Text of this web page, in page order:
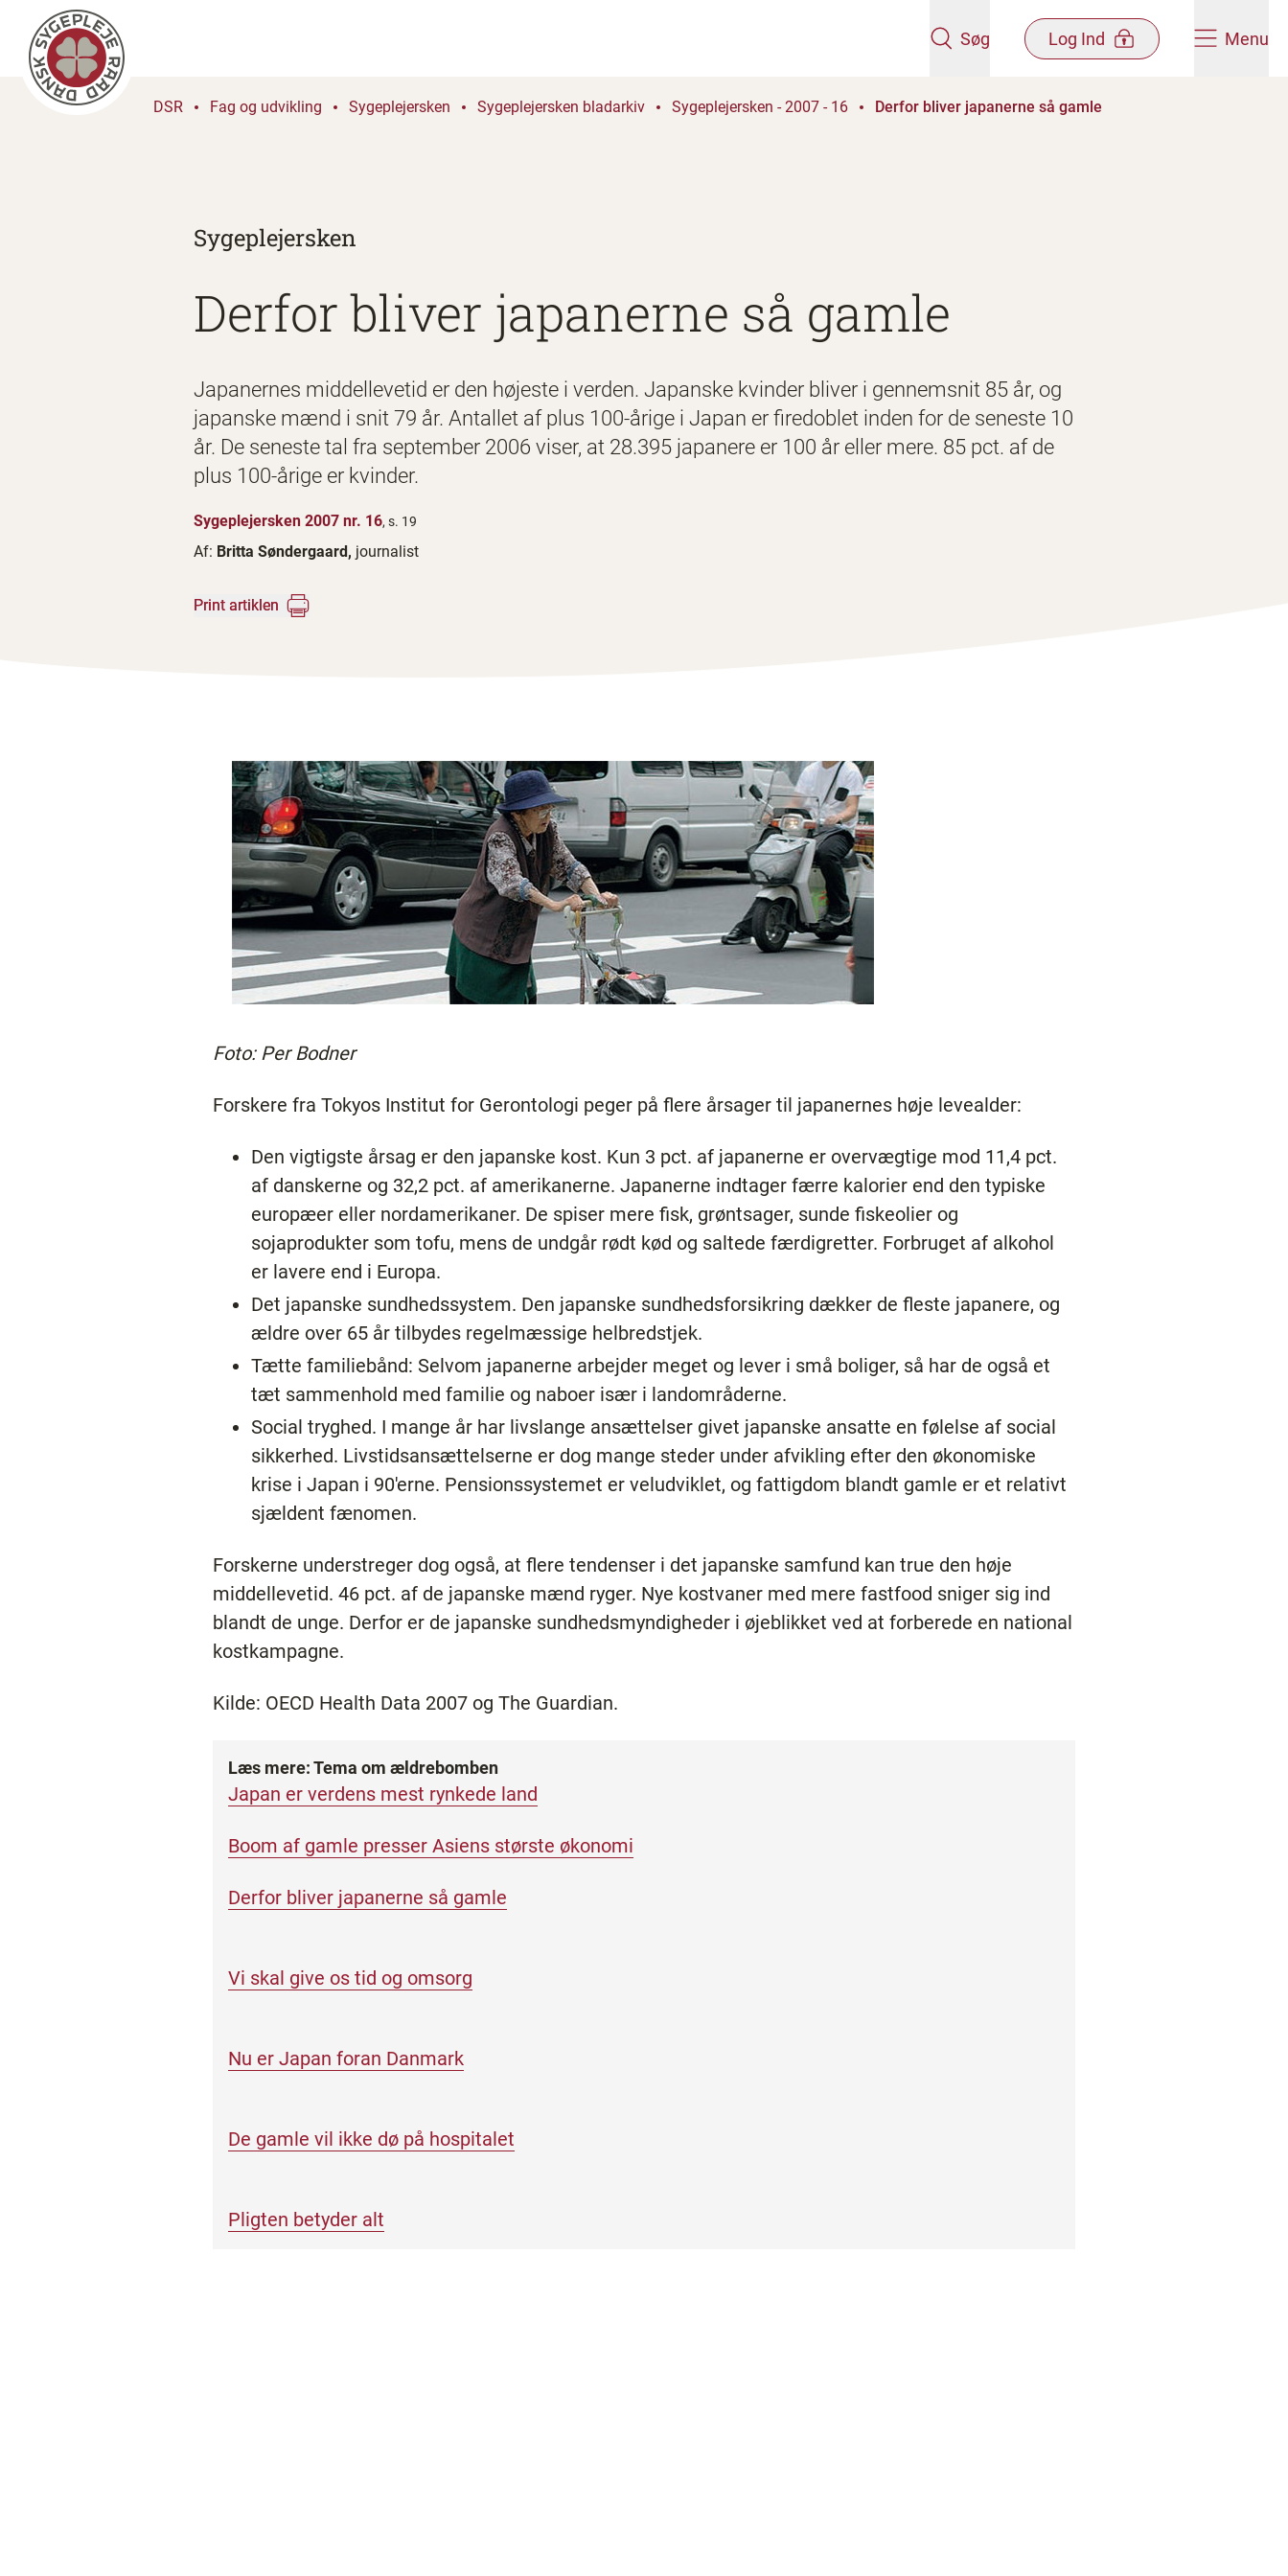
Søg Log Ind Menu
DSR Fag og udvikling Sygeplejersken Sygeplejersken bladarkiv Sygeplejersken - 2007 - 16 Derfor bliver japanerne så gamle
Sygeplejersken
Derfor bliver japanerne så gamle
Japanernes middellevetid er den højeste i verden. Japanske kvinder bliver i gennemsnit 85 år, og
japanske mænd i snit 79 år. Antallet af plus 100-årige i Japan er firedoblet inden for de seneste 10
år. De seneste tal fra september 2006 viser, at 28.395 japanere er 100 år eller mere. 85 pct. af de
plus 100-årige er kvinder.
Sygeplejersken 2007 nr. 16, s. 19
Af: Britta Søndergaard, journalist
Print artiklen
Foto: Per Bodner
Forskere fra Tokyos Institut for Gerontologi peger på flere årsager til japanernes høje levealder:
Den vigtigste årsag er den japanske kost. Kun 3 pct. af japanerne er overvægtige mod 11,4 pct.
af danskerne og 32,2 pct. af amerikanerne. Japanerne indtager færre kalorier end den typiske
europæer eller nordamerikaner. De spiser mere fisk, grøntsager, sunde fiskeolier og
sojaprodukter som tofu, mens de undgår rødt kød og saltede færdigretter. Forbruget af alkohol
er lavere end i Europa.
Det japanske sundhedssystem. Den japanske sundhedsforsikring dækker de fleste japanere, og
ældre over 65 år tilbydes regelmæssige helbredstjek.
Tætte familiebånd: Selvom japanerne arbejder meget og lever i små boliger, så har de også et
tæt sammenhold med familie og naboer især i landområderne.
Social tryghed. I mange år har livslange ansættelser givet japanske ansatte en følelse af social
sikkerhed. Livstidsansættelserne er dog mange steder under afvikling efter den økonomiske
krise i Japan i 90'erne. Pensionssystemet er veludviklet, og fattigdom blandt gamle er et relativt
sjældent fænomen.
Forskerne understreger dog også, at flere tendenser i det japanske samfund kan true den høje
middellevetid. 46 pct. af de japanske mænd ryger. Nye kostvaner med mere fastfood sniger sig ind
blandt de unge. Derfor er de japanske sundhedsmyndigheder i øjeblikket ved at forberede en national
kostkampagne.
Kilde: OECD Health Data 2007 og The Guardian.
Læs mere: Tema om ældrebomben
Japan er verdens mest rynkede land
Boom af gamle presser Asiens største økonomi
Derfor bliver japanerne så gamle
Vi skal give os tid og omsorg
Nu er Japan foran Danmark
De gamle vil ikke dø på hospitalet
Pligten betyder alt